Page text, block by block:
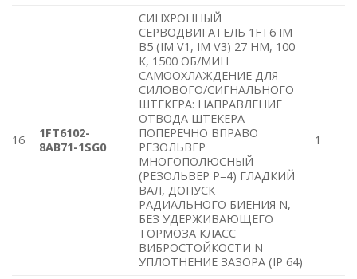
16
1FT6102-
8AB71-1SG0
СИНХРОННЫЙ
СЕРВОДВИГАТЕЛЬ 1FT6 IM
B5 (IM V1, IM V3) 27 HM, 100
К, 1500 ОБ/МИН
САМООХЛАЖДЕНИЕ ДЛЯ
СИЛОВОГО/СИГНАЛЬНОГО
ШТЕКЕРА: НАПРАВЛЕНИЕ
ОТВОДА ШТЕКЕРА
ПОПЕРЕЧНО ВПРАВО
РЕЗОЛЬВЕР
МНОГОПОЛЮСНЫЙ
(РЕЗОЛЬВЕР P=4) ГЛАДКИЙ
ВАЛ, ДОПУСК
РАДИАЛЬНОГО БИЕНИЯ N,
БЕЗ УДЕРЖИВАЮЩЕГО
ТОРМОЗА КЛАСС
ВИБРОСТОЙКОСТИ N
УПЛОТНЕНИЕ ЗАЗОРА (IP 64)
1